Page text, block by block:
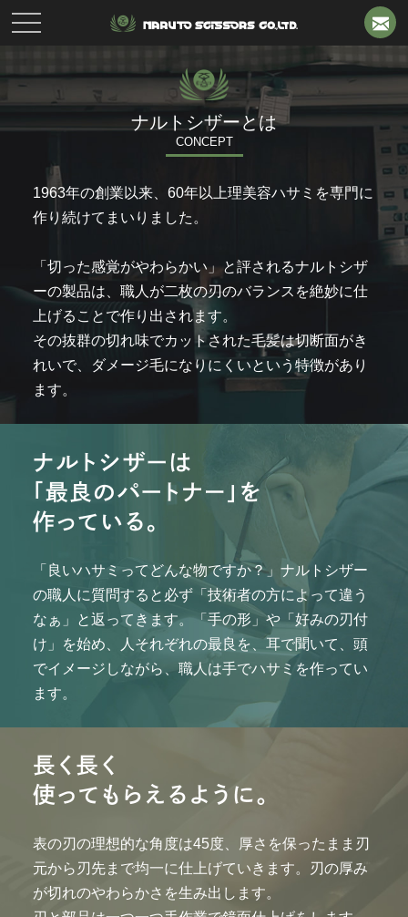
toggle
navigation
ナルトシザーとは
CONCEPT
1963年の創業以来、60年以上理美容ハサミを専門に
作り続けてまいりました。
「切った感覚がやわらかい」と評されるナルトシザ
ーの製品は、職人が二枚の刃のバランスを絶妙に仕
上げることで作り出されます。
その抜群の切れ味でカットされた毛髪は切断面がき
れいで、ダメージ毛になりにくいという特徴があり
ます。
「良いハサミってどんな物ですか？」ナルトシザー
の職人に質問すると必ず「技術者の方によって違う
なぁ」と返ってきます。「手の形」や「好みの刃付
け」を始め、人それぞれの最良を、耳で聞いて、頭
でイメージしながら、職人は手でハサミを作ってい
ます。
表の刃の理想的な角度は45度、厚さを保ったまま刃
元から刃先まで均一に仕上げていきます。刃の厚み
が切れのやわらかさを生み出します。